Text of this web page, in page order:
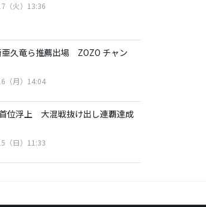
（火）13:36
亜久竜ら推薦出場 ZOZO チャン
（月）14:04
位浮上 大混戦抜け出し連覇達成
（日）11:33